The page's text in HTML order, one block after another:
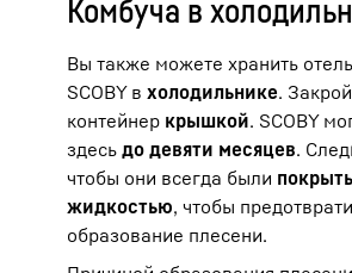
Комбуча в
Вы также можете хранить
SCOBY в холодильнике.
контейнер крышкой. SCOBY
здесь до девяти месяцев.
чтобы они всегда были
жидкостью, чтобы
образование плесени.